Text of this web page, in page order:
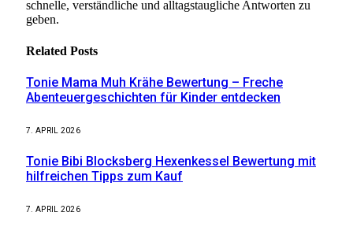
schnelle, verständliche und alltagstaugliche Antworten zu
geben.
Related Posts
Tonie Mama Muh Krähe Bewertung – Freche
Abenteuergeschichten für Kinder entdecken
7. APRIL 2026
Tonie Bibi Blocksberg Hexenkessel Bewertung mit
hilfreichen Tipps zum Kauf
7. APRIL 2026